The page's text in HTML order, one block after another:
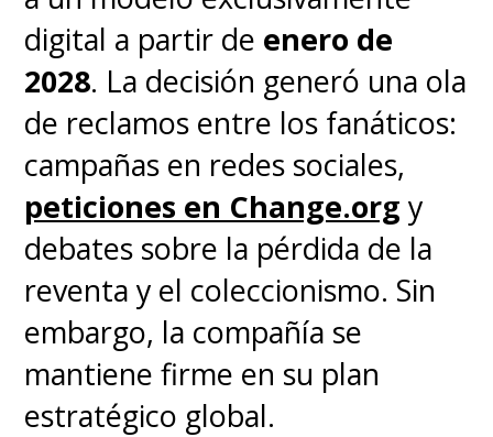
en una generación donde tanto
el hardware como los servicios
online ya tenían un precio
elevado en sus inicios.
digital a partir de enero de
2028. La decisión generó una ola
de reclamos entre los fanáticos:
campañas en redes sociales,
peticiones en Change.org y
debates sobre la pérdida de la
reventa y el coleccionismo. Sin
embargo, la compañía se
mantiene firme en su plan
estratégico global.